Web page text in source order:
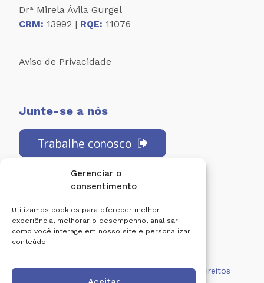
Gerenciar o
consentimento
Utilizamos cookies para oferecer melhor
experiência, melhorar o desempenho, analisar
como você interage em nosso site e personalizar
conteúdo.
Drª Mirela Ávila Gurgel
CRM: 13992 | RQE: 11076
Aviso de Privacidade
Junte-se a nós
Trabalhe conosco
Redes Sociais:
Centro de Diagnóstico Lucilo Ávila. Todos os direitos